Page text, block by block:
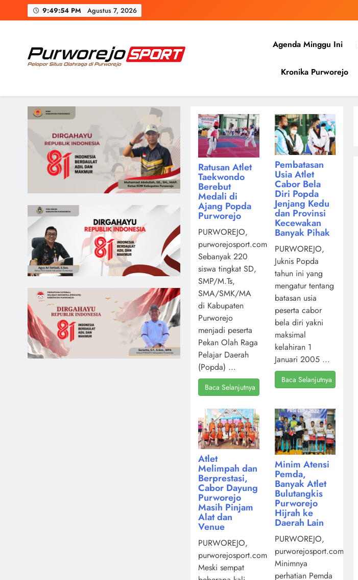
to
9:49:55 PM Agustus 7, 2026
Agenda Minggu Ini
Kronika Purworejo
Ratusan Atlet
Taekwondo
Berebut
Medali di
Ajang Popda
Purworejo
PURWOREJO,
purworejosport.com,
Sebanyak 220
siswa tingkat SD,
SMP/M.Ts,
SMA/SMK/MA
di Kabupaten
Purworejo
menjadi peserta
Pekan Olah Raga
Pelajar Daerah
(Popda) ...
Baca Selanjutnya
Pembatasan
Usia Atlet
Cabor Bela
Diri Popda
Jenjang Kedu
dan Provinsi
Kecewakan
Banyak Pihak
PURWOREJO,
Juknis Popda
tahun ini yang
mengatur tentang
batasan usia
peserta cabor
bela diri yakni
maksimal
kelahiran 1
Januari 2005 ...
Baca Selanjutnya
Atlet
Melimpah dan
Berprestasi,
Cabor Dayung
Purworejo
Masih Pinjam
Alat dan
Venue
PURWOREJO,
purworejosport.com,
Meski sempat
Minim Atensi
Pemda,
Banyak Atlet
Bulutangkis
Purworejo
Hijrah ke
Daerah Lain
PURWOREJO,
purworejosport.com,
Minimnya
perhatian Pemda